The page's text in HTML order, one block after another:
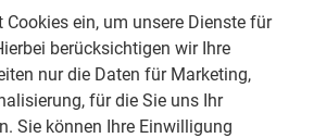
Skoda Fabia, Scala, Octavia
Skoda Octavia, Superb und
Cookies ein, um unsere Dienste für
berücksichtigen wir Ihre
nur die Daten für Marketing,
für die Sie uns Ihr
Sie können Ihre Einwilligung